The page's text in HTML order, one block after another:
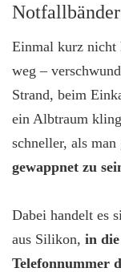
Einmal kurz nicht
weg –
Strand, beim
ein Albtraum
schneller, als man
gewappnet zu
Dabei handelt es
aus Silikon, in
Telefonnummer